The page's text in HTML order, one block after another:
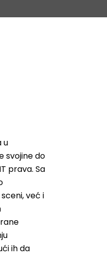
u
svojine do
prava. Sa
već i
ih da